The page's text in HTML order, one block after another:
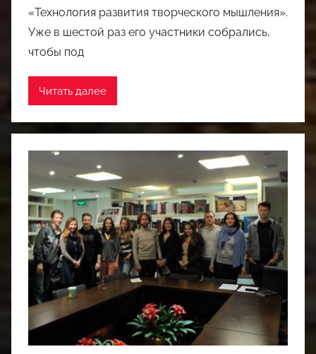
«Технология развития творческого мышления».
Уже в шестой раз его участники собрались,
чтобы под
Читать далее